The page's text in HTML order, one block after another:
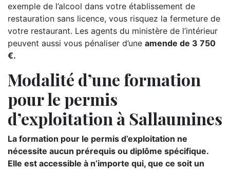
exemple de l’alcool dans votre établissement de
restauration sans licence, vous risquez la fermeture de
votre restaurant. Les agents du ministère de l’intérieur
peuvent aussi vous pénaliser d’une amende de 3 750
€.
Modalité d’une formation
pour le permis
d’exploitation à Sallaumines
La formation pour le permis d’exploitation ne
nécessite aucun prérequis ou diplôme spécifique.
Elle est accessible à n’importe qui, que ce soit un